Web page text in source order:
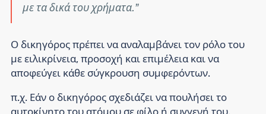
με τα δικά του χρήματα.
Ο δικηγόρος πρέπει να αναλαμβάνει τον ρόλο του
με ειλικρίνεια, προσοχή και επιμέλεια και να
αποφεύγει κάθε σύγκρουση συμφερόντων.
π.χ. Εάν ο δικηγόρος σχεδιάζει να πουλήσει το
αυτοκίνητο του ατόμου σε φίλο ή συγγενή του,